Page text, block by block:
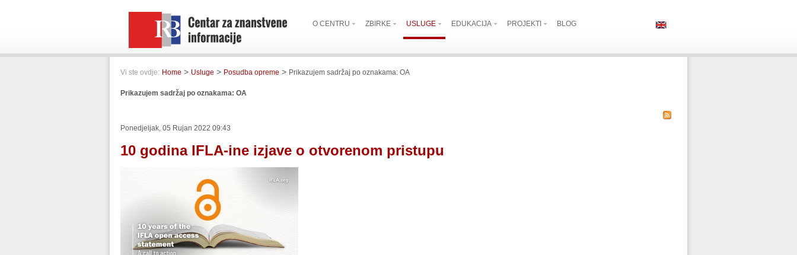
O CENTRU ZBIRKE USLUGE EDUKACIJA PROJEKTI BLOG
Vi ste ovdje: Home > Usluge > Posudba opreme > Prikazujem sadržaj po oznakama: OA
Prikazujem sadržaj po oznakama: OA
Ponedjeljak, 05 Rujan 2022 09:43
10 godina IFLA-ine izjave o otvorenom pristupu